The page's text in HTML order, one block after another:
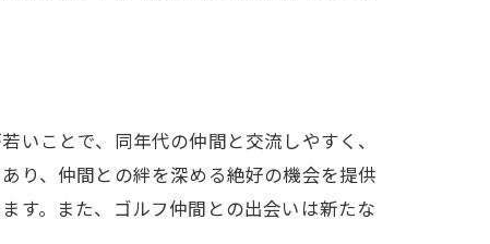
いことで、同年代の仲間と交流しやすく、
り、仲間との絆を深める絶好の機会を提供
す。また、ゴルフ仲間との出会いは新たな